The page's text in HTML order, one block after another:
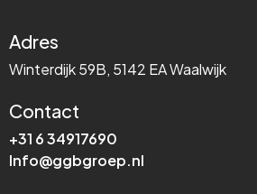
Adres
Winterdijk 59B, 5142 EA Waalwijk
Contact
+31 6 34917690
Info@ggbgroep.nl